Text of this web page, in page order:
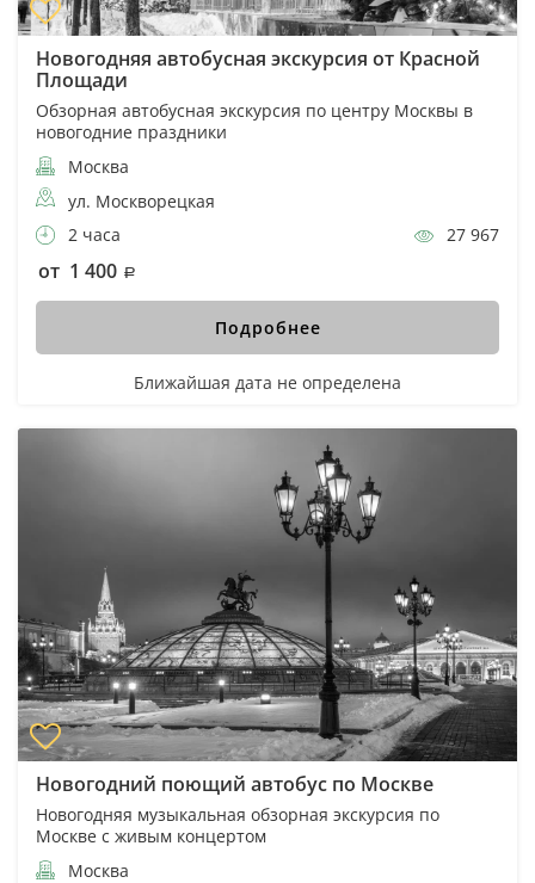
Новогодняя автобусная экскурсия от Красной
Площади
Обзорная автобусная экскурсия по центру Москвы в
новогодние праздники
Москва
ул. Москворецкая
2 часа
27 967
от 1 400
Подробнее
Ближайшая дата не определена
Новогодний поющий автобус по Москве
Новогодняя музыкальная обзорная экскурсия по
Москве с живым концертом
Москва